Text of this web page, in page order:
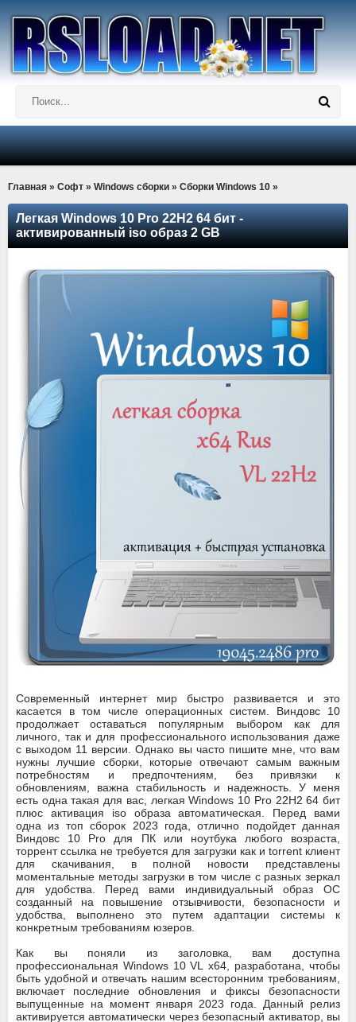
Главная » Софт » Windows сборки » Сборки Windows 10 »
Легкая Windows 10 Pro 22Н2 64 бит -
активированный iso образ 2 GB
Современный интернет мир быстро развивается и это
касается в том числе операционных систем. Виндовс 10
продолжает оставаться популярным выбором как для
личного, так и для профессионального использования даже
с выходом 11 версии. Однако вы часто пишите мне, что вам
нужны лучшие сборки, которые отвечают самым важным
потребностям и предпочтениям, без привязки к
обновлениям, важна стабильность и надежность. У меня
есть одна такая для вас, легкая Windows 10 Pro 22Н2 64 бит
плюс активация iso образа автоматическая. Перед вами
одна из топ сборок 2023 года, отлично подойдет данная
Виндовс 10 Pro для ПК или ноутбука любого возраста,
торрент ссылка не требуется для загрузки как и torrent клиент
для скачивания, в полной новости представлены
моментальные методы загрузки в том числе с разных зеркал
для удобства. Перед вами индивидуальный образ ОС
созданный на повышение отзывчивости, безопасности и
удобства, выполнено это путем адаптации системы к
конкретным требованиям юзеров.
Как вы поняли из заголовка, вам доступна
профессиональная Windows 10 VL x64, разработана, чтобы
быть удобной и отвечать нашим всесторонним требованиям,
включает последние обновления и фиксы безопасности
выпущенные на момент января 2023 года. Данный релиз
активируется автоматически через безопасный активатор, вы